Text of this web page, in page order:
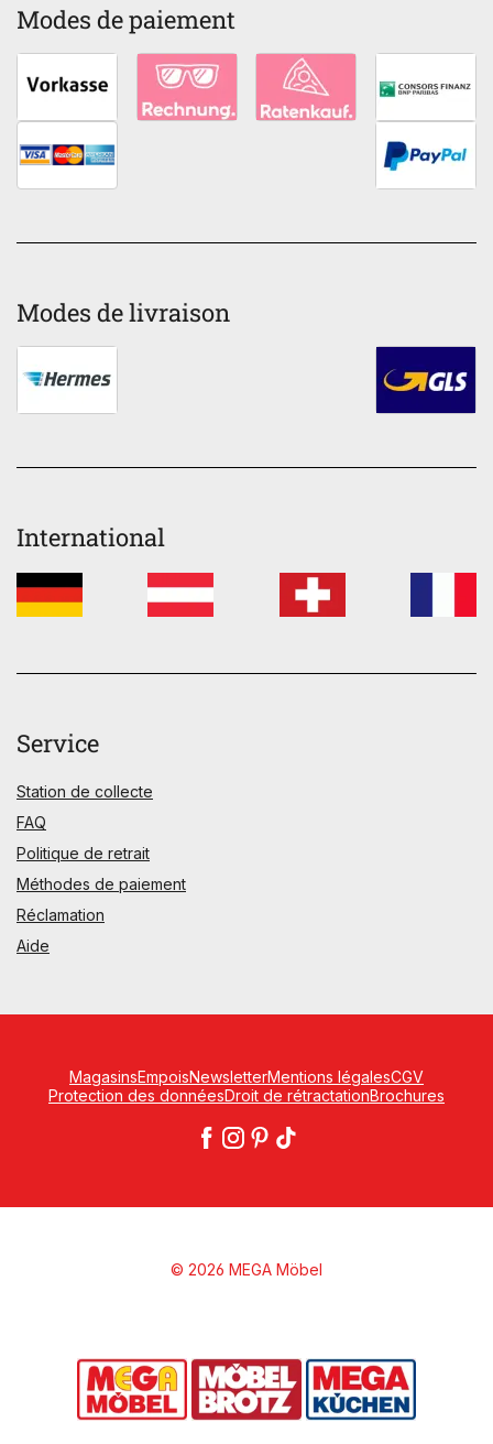
Modes de paiement
Modes de livraison
International
Service
Station de collecte
FAQ
Politique de retrait
Méthodes de paiement
Réclamation
Aide
MagasinsEmpoisNewsletterMentions légalesCGV
Protection des donnéesDroit de rétractationBrochures
© 2026 MEGA Möbel